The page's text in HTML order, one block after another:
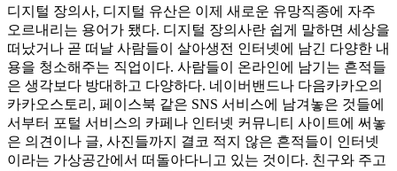
디지털 장의사, 디지털 유산은 이제 새로운 유망직종에 자주
오르내리는 용어가 됐다. 디지털 장의사란 쉽게 말하면 세상을
떠났거나 곧 떠날 사람들이 살아생전 인터넷에 남긴 다양한 내
용을 청소해주는 직업이다. 사람들이 온라인에 남기는 흔적들
은 생각보다 방대하고 다양하다. 네이버밴드나 다음카카오의
카카오스토리, 페이스북 같은 SNS 서비스에 남겨놓은 것들에
서부터 포털 서비스의 카페나 인터넷 커뮤니티 사이트에 써놓
은 의견이나 글, 사진들까지 결코 적지 않은 흔적들이 인터넷
이라는 가상공간에서 떠돌아다니고 있는 것이다. 친구와 주고